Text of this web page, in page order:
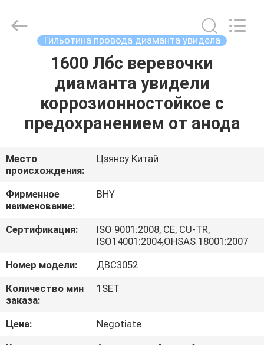
ПРОДУКТЫ
НАС
ПУТЕШЕСТВИЕ
ФАБРИКИ
КАЧЕСТВА
САЙТА
Engineering
Material
Technology(Suzhou)Co.,Гильотина провода диаманта увидела
1600 Лбс веревочки
диаманта увидели
коррозионностойкое с
предохранением от анода
Место
происхождения:
Цзянсу Китай
Фирменное
наименование:
BHY
Сертификация:
ISO 9001:2008, CE, CU-TR,
ISO14001:2004,OHSAS 18001:2007
Номер модели:
ДВС3052
Количество мин
заказа:
1SET
Цена:
Negotiate